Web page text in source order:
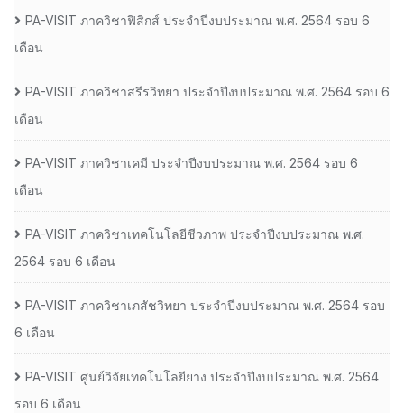
PA-VISIT ภาควิชาฟิสิกส์ ประจำปีงบประมาณ พ.ศ. 2564 รอบ 6
เดือน
PA-VISIT ภาควิชาสรีรวิทยา ประจำปีงบประมาณ พ.ศ. 2564 รอบ 6
เดือน
PA-VISIT ภาควิชาเคมี ประจำปีงบประมาณ พ.ศ. 2564 รอบ 6
เดือน
PA-VISIT ภาควิชาเทคโนโลยีชีวภาพ ประจำปีงบประมาณ พ.ศ.
2564 รอบ 6 เดือน
PA-VISIT ภาควิชาเภสัชวิทยา ประจำปีงบประมาณ พ.ศ. 2564 รอบ
6 เดือน
PA-VISIT ศูนย์วิจัยเทคโนโลยียาง ประจำปีงบประมาณ พ.ศ. 2564
รอบ 6 เดือน